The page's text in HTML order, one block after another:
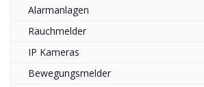
Alarmanlagen
Rauchmelder
IP Kameras
Bewegungsmelder